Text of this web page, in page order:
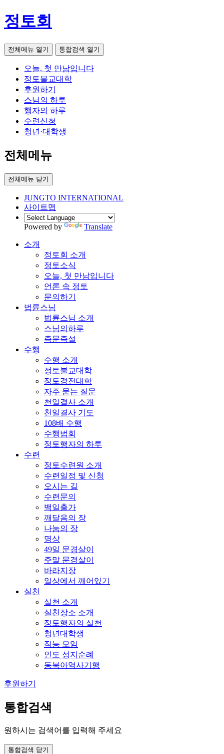
정토회
전체메뉴 열기 통합검색 열기
오늘, 첫 만남입니다
정토불교대학
후원하기
스님의 하루
행자의 하루
수련신청
청년·대학생
전체메뉴
전체메뉴 닫기
JUNGTO INTERNATIONAL
사이트맵
Powered by Translate
소개
정토회 소개
정토소식
오늘, 첫 만남입니다
언론 속 정토
문의하기
법륜스님
법륜스님 소개
스님의하루
즉문즉설
수행
수행 소개
정토불교대학
정토경전대학
자주 묻는 질문
천일결사 소개
천일결사 기도
108배 수행
수행법회
정토행자의 하루
수련
정토수련원 소개
수련일정 및 신청
오시는 길
수련문의
백일출가
깨달음의 장
나눔의 장
명상
49일 문경살이
주말 문경살이
바라지장
일상에서 깨어있기
실천
실천 소개
실천장소 소개
정토행자의 실천
청년대학생
직능 모임
인도 성지순례
동북아역사기행
후원하기
통합검색
원하시는 검색어를 입력해 주세요
통합검색 닫기